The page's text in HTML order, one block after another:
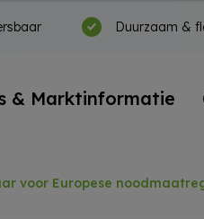
Duurzaam &
& Marktinformatie
voor Europese